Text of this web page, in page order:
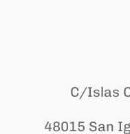
C/Islas
48015 San